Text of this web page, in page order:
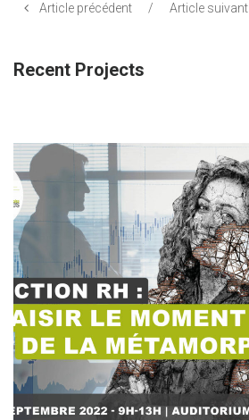
Article précédent / Article suivant
Recent Projects